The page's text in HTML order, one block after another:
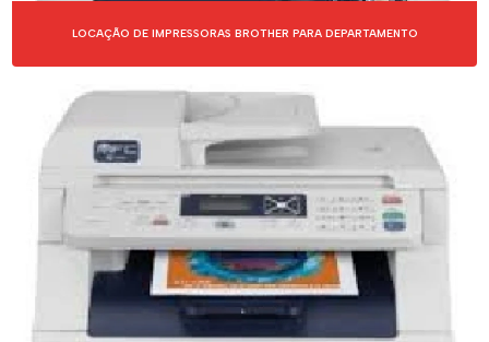
LOCAÇÃO DE IMPRESSORAS BROTHER PARA DEPARTAMENTO